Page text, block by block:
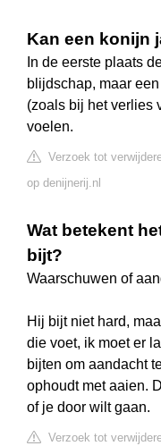
Kan een konijn
In de eerste plaats
blijdschap, maar
(zoals bij het verlies
voelen.
Verzoek tot
op denijnerij.nl
Wat betekent
bijt?
Waarschuwen of
Hij bijt niet hard,
die voet, ik moet er
bijten om aandacht
ophoudt met aaien.
of je door wilt gaan.
Verzoek tot